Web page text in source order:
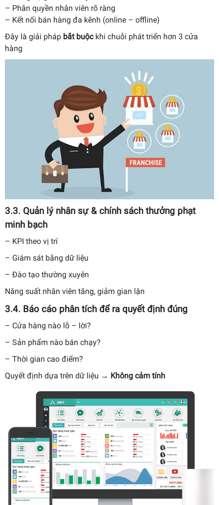
– Phân quyền nhân viên rõ ràng
– Kết nối bán hàng đa kênh (online – offline)
Đây là giải pháp bắt buộckhi chuỗi phát triển hơn 3 cửa
hàng
3.3. Quản lý nhân sự & chính sách thưởng phạt
minh bạch
– KPI theo vị trí
– Giám sát bằng dữ liệu
– Đào tạo thường xuyên
Năng suất nhân viên tăng, giảm gian lận
3.4. Báo cáo phân tích để ra quyết định đúng
– Cửa hàng nào lỗ – lời?
– Sản phẩm nào bán chạy?
– Thời gian cao điểm?
Quyết định dựa trên dữ liệu → Không cảm tính